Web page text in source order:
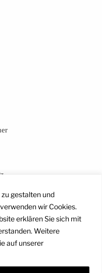
gestalten und
wir Cookies.
erklären Sie sich mit
Weitere
auf unserer